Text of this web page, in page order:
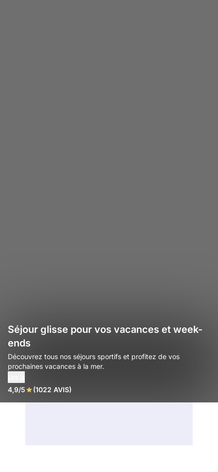
Séjour glisse pour vos vacances et week-
ends
Découvrez tous nos séjours sportifs et profitez de vos
prochaines vacances à la mer.
4,9/5 (1022 AVIS)